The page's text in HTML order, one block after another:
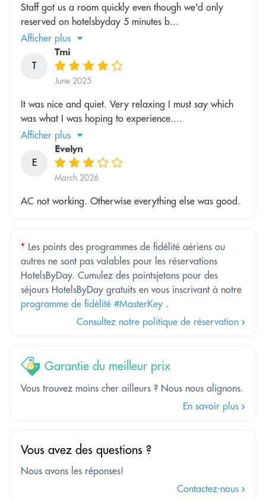
Staff got us a room quickly even though we'd only
reserved on hotelsbyday 5 minutes b...
Afficher plus
T
Tmi
June 2025
It was nice and quiet. Very relaxing I must say which
was what I was hoping to experience....
Afficher plus
E
Evelyn
March 2026
AC not working. Otherwise everything else was good.
* Les points des programmes de fidélité aériens ou
autres ne sont pas valables pour les réservations
HotelsByDay. Cumulez des pointsjetons pour des
séjours HotelsByDay gratuits en vous inscrivant à notre
programme de fidélité #MasterKey .
Consultez notre politique de réservation
Garantie du meilleur prix
Vous trouvez moins cher ailleurs ? Nous nous alignons.
En savoir plus
Vous avez des questions ?
Nous avons les réponses!
Contactez-nous